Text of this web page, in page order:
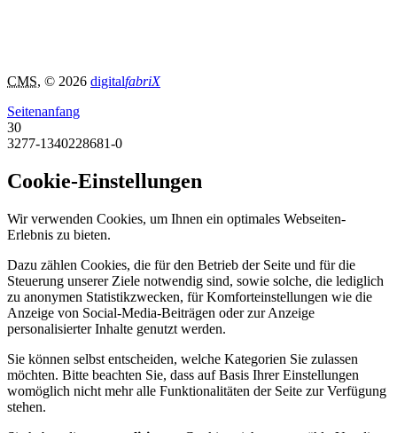
CMS, © 2026 digitalfabriX
Seitenanfang
30
3277-1340228681-0
Cookie-Einstellungen
Wir verwenden Cookies, um Ihnen ein optimales Webseiten-
Erlebnis zu bieten.
Dazu zählen Cookies, die für den Betrieb der Seite und für die
Steuerung unserer Ziele notwendig sind, sowie solche, die lediglich
zu anonymen Statistikzwecken, für Komforteinstellungen wie die
Anzeige von Social-Media-Beiträgen oder zur Anzeige
personalisierter Inhalte genutzt werden.
Sie können selbst entscheiden, welche Kategorien Sie zulassen
möchten. Bitte beachten Sie, dass auf Basis Ihrer Einstellungen
womöglich nicht mehr alle Funktionalitäten der Seite zur Verfügung
stehen.